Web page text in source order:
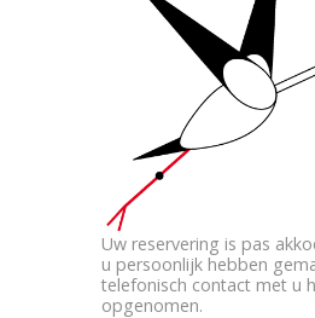
Uw reservering is pas
u persoonlijk hebben
telefonisch contact met u
opgenomen.